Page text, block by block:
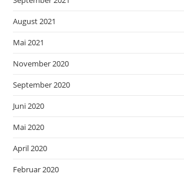
August 2021
Mai 2021
November 2020
September 2020
Juni 2020
Mai 2020
April 2020
Februar 2020